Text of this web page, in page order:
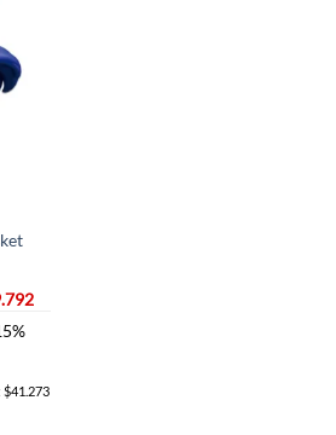
$41.273